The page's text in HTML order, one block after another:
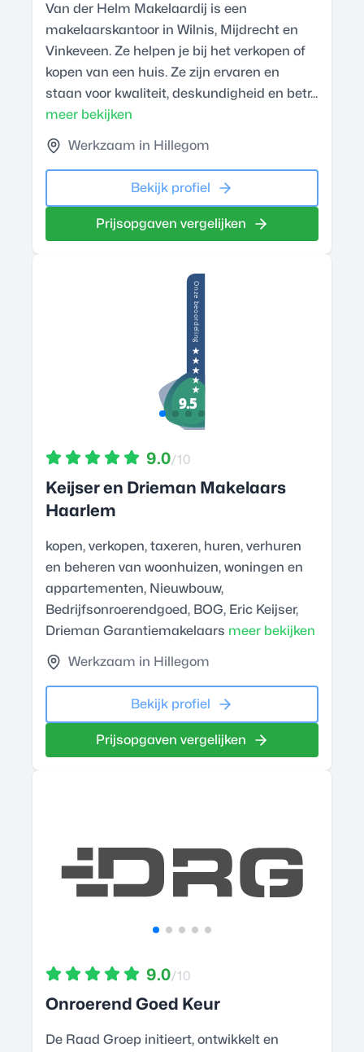
Van der Helm Makelaardij is een
makelaarskantoor in Wilnis, Mijdrecht en
Vinkeveen. Ze helpen je bij het verkopen of
kopen van een huis. Ze zijn ervaren en
staan voor kwaliteit, deskundigheid en betr...
meer bekijken
Werkzaam in Hillegom
Bekijk profiel
Prijsopgaven vergelijken
9.0/10
Keijser en Drieman Makelaars
Haarlem
kopen, verkopen, taxeren, huren, verhuren
en beheren van woonhuizen, woningen en
appartementen, Nieuwbouw,
Bedrijfsonroerendgoed, BOG, Eric Keijser,
Drieman Garantiemakelaars meer bekijken
Werkzaam in Hillegom
Bekijk profiel
Prijsopgaven vergelijken
9.0/10
Onroerend Goed Keur
De Raad Groep initieert, ontwikkelt en